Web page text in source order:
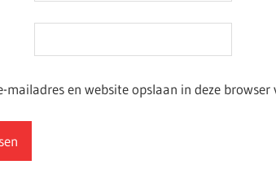
mailadres en website opslaan in deze